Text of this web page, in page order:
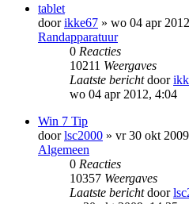
tablet
doorikke67 » wo 04 apr
Randapparatuur
0 Reacties
10211 Weergaves
Laatste berichtdoor
wo 04 apr 2012, 4:04
Win 7 Tip
doorlsc2000 » vr 30 okt
Algemeen
0 Reacties
10357 Weergaves
Laatste berichtdoor